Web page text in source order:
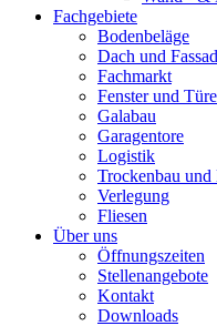
Fachgebiete
Bodenbeläge
Dach und
Fachmarkt
Fenster und
Galabau
Garagentore
Logistik
Trockenbau
Verlegung
Fliesen
Über uns
Öffnungszeiten
Stellenangebote
Kontakt
Downloads